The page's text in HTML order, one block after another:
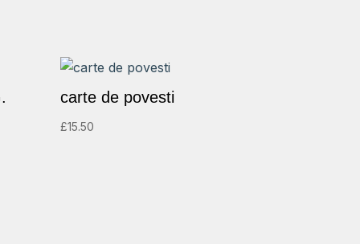
carte de povesti
£15.50